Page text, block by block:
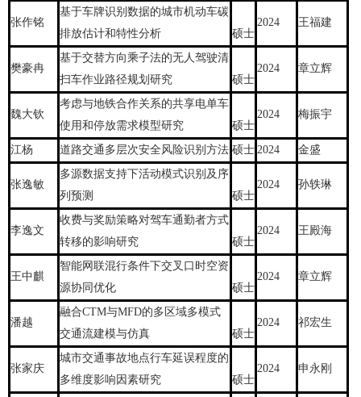
张作铭
基于车牌识别数据的城市机动车碳
排放估计和特性分析
硕士
2024 王福建
樊豪冉
基于交替方向乘子法的无人驾驶清
扫车作业路径规划研究
硕士
2024 章立辉
魏大钦
考虑与地铁合作关系的共享电单车
使用和停放需求模型研究
硕士
2024 梅振宇
江杨 道路交通多层次安全风险识别方法 硕士 2024 金盛
张逸敏
多源数据支持下活动模式识别及序
列预测
硕士
2024 孙轶琳
李逸文
收费与奖励策略对驾车通勤者方式
转移的影响研究
硕士
2024 王殿海
王中麒
智能网联混行条件下交叉口时空资
源协同优化
硕士
2024 章立辉
潘越
融合CTM与MFD的多区域多模式
交通流建模与仿真
硕士
2024 祁宏生
张家庆
城市交通事故地点行车延误程度的
多维度影响因素研究
硕士
2024 申永刚